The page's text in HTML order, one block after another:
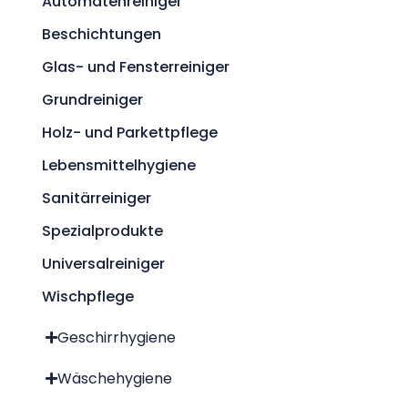
Beschichtungen
Glas- und Fensterreiniger
Grundreiniger
Holz- und Parkettpflege
Lebensmittelhygiene
Sanitärreiniger
Spezialprodukte
Universalreiniger
Wischpflege
Geschirrhygiene
Wäschehygiene